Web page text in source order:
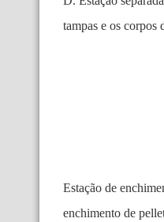
tampas e os corpos
Estação de
enchimento de